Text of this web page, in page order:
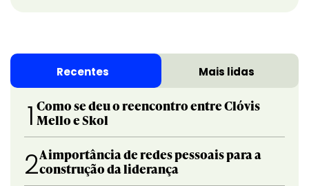
Recentes Mais lidas
1 Como se deu o reencontro entre Clóvis
Mello e Skol
2A importância de redes pessoais para a
construção da liderança